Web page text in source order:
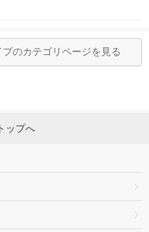
のカテゴリページを見る
ップへ